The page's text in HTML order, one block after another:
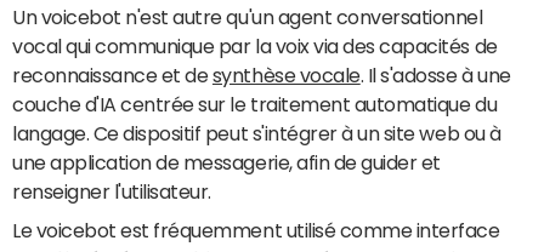
Un voicebot n'est autre qu'un agent conversationnel
vocal qui communique par la voix via des capacités de
reconnaissance et desynthèse vocale. Il s'adosse à une
couche d'IA centrée sur le traitement automatique du
langage. Ce dispositif peut s'intégrer à un site web ou à
une application de messagerie, afin de guider et
renseigner l'utilisateur.
Le voicebot est fréquemment utilisé comme interface